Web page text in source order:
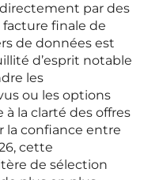
par des
finale de
de données est
d’esprit notable
les
ou les options
à la clarté des offres
la confiance entre
cette
de sélection